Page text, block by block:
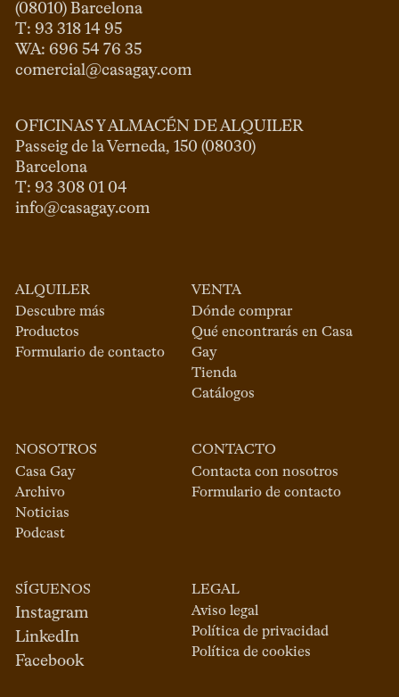
(08010) Barcelona
T: 93 318 14 95
comercial@casagay.com
OFICINAS Y ALMACÉN DE ALQUILER
Passeig de la Verneda, 150 (08030)
Barcelona
info@casagay.com
ALQUILER
Descubre más
Productos
Formulario de contacto
VENTA
Dónde comprar
Qué encontrarás en Casa
Gay
Tienda
Catálogos
NOSOTROS
Casa Gay
Archivo
Noticias
Podcast
CONTACTO
Contacta con nosotros
Formulario de contacto
SÍGUENOS
Instagram
LinkedIn
Facebook
LEGAL
Aviso legal
Política de privacidad
Política de cookies